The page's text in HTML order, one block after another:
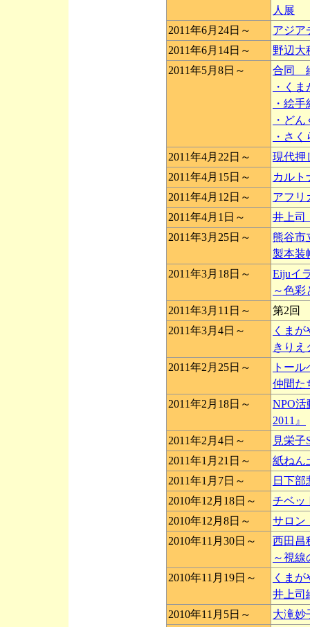
人展
2011年6月24日～
アジア
2011年6月14日～
野辺
2011年5月8日～
合同
・く
・絵
・ど
・さ
2011年4月22日～
現代押
2011年4月15日～
カルト
2011年4月12日～
アフ
2011年4月1日～
井上
2011年3月25日～
熊谷市
製本装
2011年3月18日～
Eijuイ
～色彩
2011年3月11日～
第2回
2011年3月4日～
くま
きりえ
2011年2月25日～
トー
仲間た
2011年2月18日～
NPO
2011』
2011年2月4日～
見栄
2011年1月21日～
紙ねん
2011年1月7日～
日下
2010年12月18日～
チベッ
2010年12月8日～
サロン
2010年11月30日～
西田
～視線
2010年11月19日～
くま
井上司
2010年11月5日～
大滝